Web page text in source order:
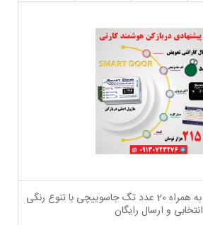
دربازکن هوشمند کارتی به همراه 20 عدد تگ جاسوییچی با تنوع رنگی
انتخابی و ارسال رایگان